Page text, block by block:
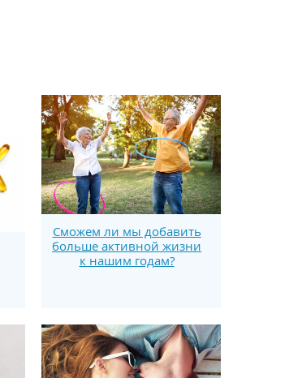
Сможем ли мы добавить
больше активной жизни
к нашим годам?